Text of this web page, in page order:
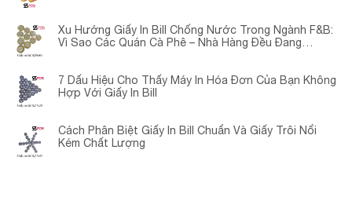
Xu Hướng Giấy In Bill Chống Nước Trong Ngành F&B:
Vì Sao Các Quán Cà Phê – Nhà Hàng Đều Đang
7 Dấu Hiệu Cho Thấy Máy In Hóa Đơn Của Bạn Không
Hợp Với Giấy In Bill
Cách Phân Biệt Giấy In Bill Chuẩn Và Giấy Trôi Nổi
Kém Chất Lượng